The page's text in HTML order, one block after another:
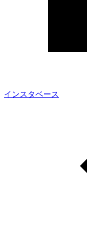
インスタベース